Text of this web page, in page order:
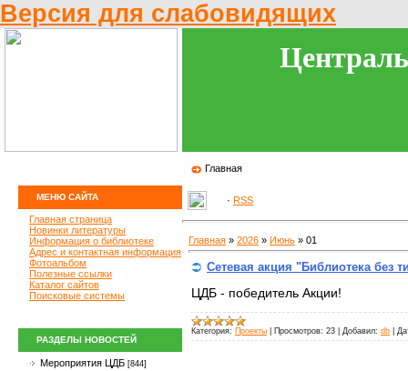
Версия для слабовидящих
Главная
МЕНЮ САЙТА
Главная страница
Новинки литературы
Информация о библиотеке
Адрес и контактная информация
Фотоальбом
Полезные ссылки
Каталог сайтов
Поисковые системы
РАЗДЕЛЫ НОВОСТЕЙ
Мероприятия ЦДБ [844]
· RSS
Главная » 2026 » Июнь » 01
Сетевая акция "Библиотека без
ЦДБ - победитель Акции!
Категория: Проекты Просмотров: 23 Добавил: db